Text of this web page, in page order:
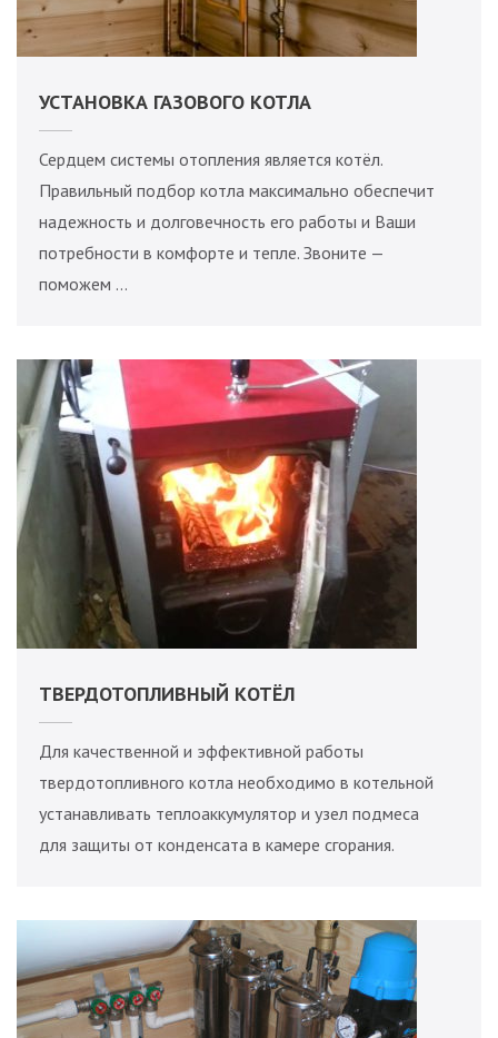
УСТАНОВКА ГАЗОВОГО КОТЛА
Сердцем системы отопления является котёл.
Правильный подбор котла максимально обеспечит
надежность и долговечность его работы и Ваши
потребности в комфорте и тепле. Звоните —
поможем …
ТВЕРДОТОПЛИВНЫЙ КОТЁЛ
Для качественной и эффективной работы
твердотопливного котла необходимо в котельной
устанавливать теплоаккумулятор и узел подмеса
для защиты от конденсата в камере сгорания.